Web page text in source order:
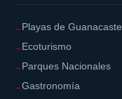
Playas de Guanacaste
Ecoturismo
Parques Nacionales
Gastronomía